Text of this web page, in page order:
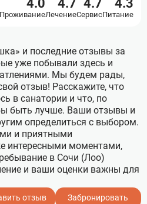
ПроживаниеЛечениеСервисПитание
и последние отзывы за
уже побывали здесь и
Мы будем рады,
отзыв! Расскажите, что
в санатории и что, по
быть лучше. Ваши отзывы и
определиться с выбором.
и приятными
интересными моментами,
в Сочи (Лоо)
и ваши оценки важны для
отзыв
Забронировать